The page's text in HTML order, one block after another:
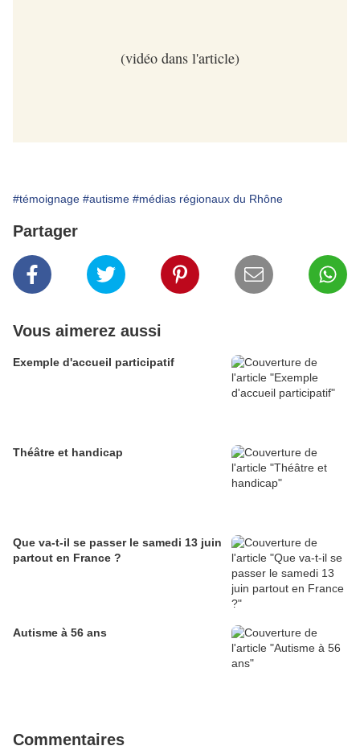
(vidéo dans l'article)
#témoignage #autisme #médias régionaux du Rhône
Partager
Vous aimerez aussi
Exemple d'accueil participatif
Théâtre et handicap
Que va-t-il se passer le samedi 13 juin
partout en France ?
Autisme à 56 ans
Commentaires